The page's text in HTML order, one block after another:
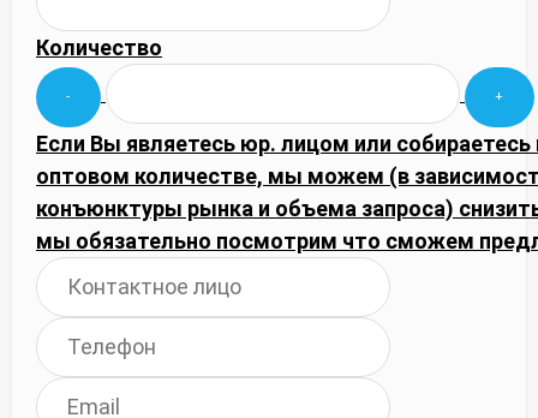
Количество
Если Вы являетесь юр. лицом или собираетесь
оптовом количестве, мы можем (в
конъюнктуры рынка и объема запроса)
мы обязательно посмотрим что сможем